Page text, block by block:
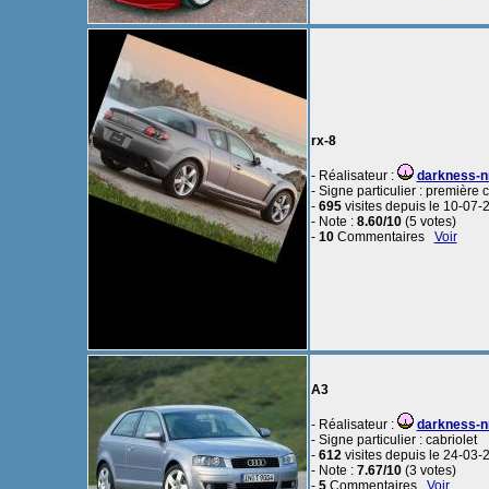
rx-8
- Réalisateur :
darkness-
- Signe particulier : première
- 695visites depuis le 10-07-
- Note : 8.60/10(5 votes)
- 10Commentaires Voir
A3
- Réalisateur :
darkness-
- Signe particulier : cabriolet
- 612visites depuis le 24-03-
- Note : 7.67/10(3 votes)
- 5Commentaires Voir